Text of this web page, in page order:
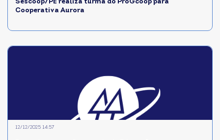
Sescoop/PE realiza turma do ProGcoop para
Cooperativa Aurora
12/12/2025 14:57